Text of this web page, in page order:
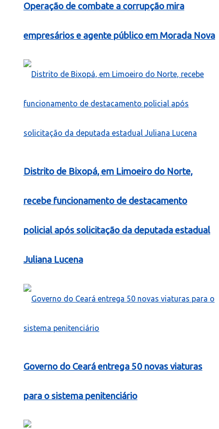
Operação de combate a corrupção mira
empresários e agente público em Morada Nova
Distrito de Bixopá, em Limoeiro do Norte,
recebe funcionamento de destacamento
policial após solicitação da deputada estadual
Juliana Lucena
Governo do Ceará entrega 50 novas viaturas
para o sistema penitenciário